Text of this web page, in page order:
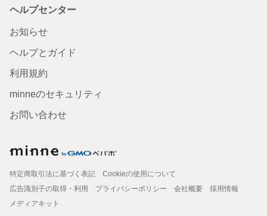
ヘルプセンター
お知らせ
ヘルプとガイド
利用規約
minneのセキュリティ
お問い合わせ
特定商取引法に基づく表記
Cookieの使用について
広告識別子の取得・利用
プライバシーポリシー 会社概要
採用情報
メディアキット